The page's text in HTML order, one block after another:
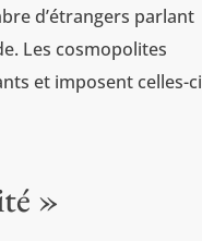
d’étrangers parlant
Les cosmopolites
et imposent celles-ci
»